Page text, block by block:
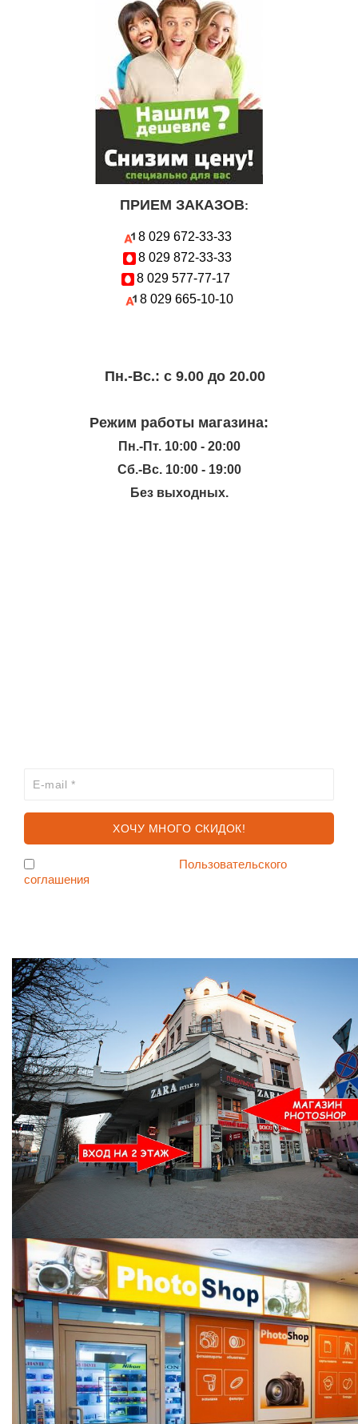
ПРИЕМ ЗАКАЗОВ:
8 029 672-33-33
8 029 872-33-33
8 029 577-77-17
8 029 665-10-10
Пн.-Вc.: с 9.00 до 20.00
Режим работы магазина:
Пн.-Пт. 10:00 - 20:00
Сб.-Вс. 10:00 - 19:00
Без выходных.
Пользовательского
соглашения